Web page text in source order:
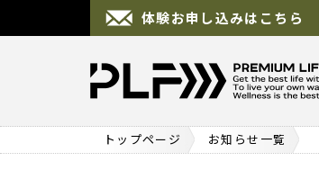
体験お申し込みはこちら
トップページ お知らせ一覧